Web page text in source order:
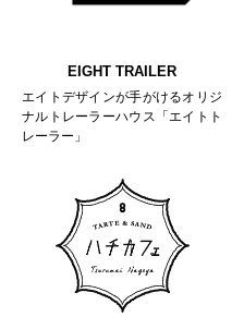
EIGHT TRAILER
エイトデザインが手がけるオリジ
ナルトレーラーハウス「エイトト
レーラー」